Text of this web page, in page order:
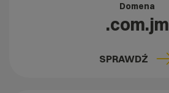
Domena
.com.jm
SPRAWDŹ